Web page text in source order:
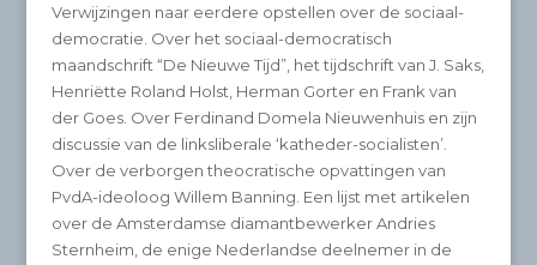
Verwijzingen naar eerdere opstellen over de sociaal-
democratie. Over het sociaal-democratisch
maandschrift “De Nieuwe Tijd”, het tijdschrift van J. Saks,
Henriëtte Roland Holst, Herman Gorter en Frank van
der Goes. Over Ferdinand Domela Nieuwenhuis en zijn
discussie van de linksliberale ‘katheder-socialisten’.
Over de verborgen theocratische opvattingen van
PvdA-ideoloog Willem Banning. Een lijst met artikelen
over de Amsterdamse diamantbewerker Andries
Sternheim, de enige Nederlandse deelnemer in de